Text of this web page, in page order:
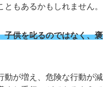
もあるかもしれません。
子供を叱るのではなく、褒
動が増え、危険な行動が減